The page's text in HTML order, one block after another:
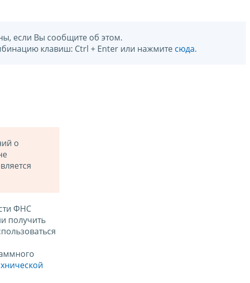
если Вы сообщите об этом.
клавиш: Ctrl + Enter или нажмите сюда.
о
ФНС
получить